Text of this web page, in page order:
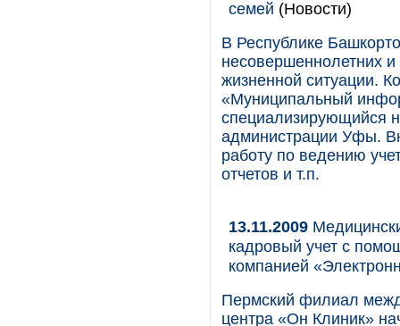
семей (Новости)
В Республике
несовершеннолетних
жизненной ситуации.
«Муниципальный
специализирующийся
администрации Уфы.
работу по ведению
отчетов и т.п.
13.11.2009
кадровый учет с
компанией
Пермский филиал
центра «Он Клиник»